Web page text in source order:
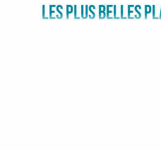
LES PLUS BELLES